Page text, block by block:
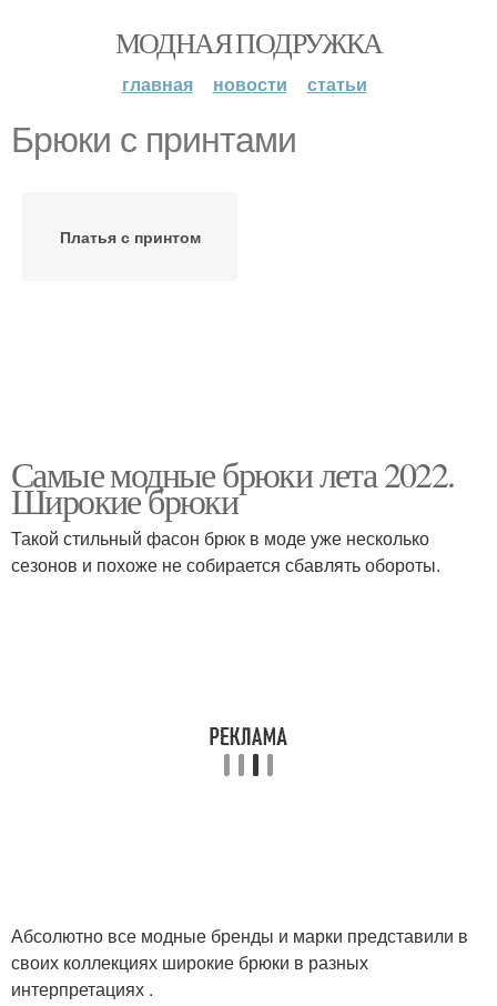
МОДНАЯ ПОДРУЖКА
главная новости статьи
Брюки с принтами
Платья с принтом
Самые модные брюки лета 2022.
Широкие брюки
Такой стильный фасон брюк в моде уже несколько
сезонов и похоже не собирается сбавлять обороты.
Абсолютно все модные бренды и марки представили в
своих коллекциях широкие брюки в разных
интерпретациях .